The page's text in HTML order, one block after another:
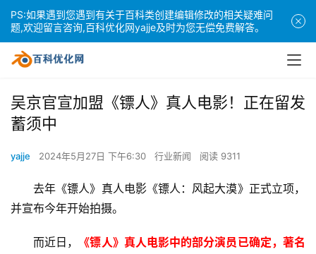
吴京官宣加盟《镖人》真人电影！正在留发
蓄须中
yajje 2024年5月27日 下午6:30 行业新闻 阅读 9311
去年《镖人》真人电影《镖人：风起大漠》正式立项，
并宣布今年开始拍摄。
而近日，
《镖人》真人电影中的部分演员已确定，著名
PS:如果遇到您遇到有关于百科类创建编辑修改的相关疑难问
题,欢迎留言咨询,百科优化网yajje及时为您无偿免费解答。